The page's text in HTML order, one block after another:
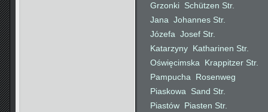
Grzonki  Schützen Str.
Jana  Johannes Str.
Józefa  Josef Str.
Katarzyny  Katharinen Str.
Oświęcimska  Krappitzer Str.
Pampucha  Rosenweg
Piaskowa  Sand Str.
Piastów  Piasten Str.